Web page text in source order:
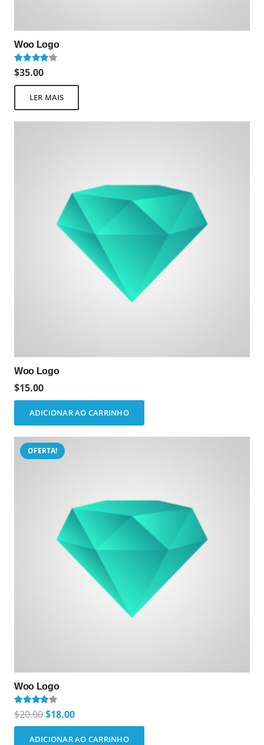
Woo Logo
Avaliação
$35.00
LER MAIS
Woo Logo
$15.00
ADICIONAR AO CARRINHO
OFERTA!
Woo Logo
Avaliação 4.00
$20.00O
preço
$18.00O
preço
ADICIONAR AO CARRINHO